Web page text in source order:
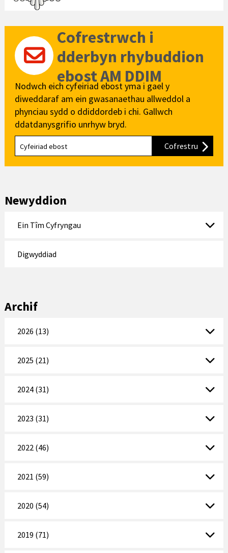
Cofrestrwch i
dderbyn rhybuddion
ebost AM DDIM
Nodwch eich cyfeiriad ebost yma i gael y
diweddaraf am ein gwasanaethau allweddol a
phynciau sydd o ddiddordeb i chi. Gallwch
ddatdanysgrifio unrhyw bryd.
Cofrestru i'n
Newyddion
Ein Tîm Cyfryngau
Digwyddiad
Archif
2026 (13)
2025 (21)
2024 (31)
2023 (31)
2022 (46)
2021 (59)
2020 (54)
2019 (71)